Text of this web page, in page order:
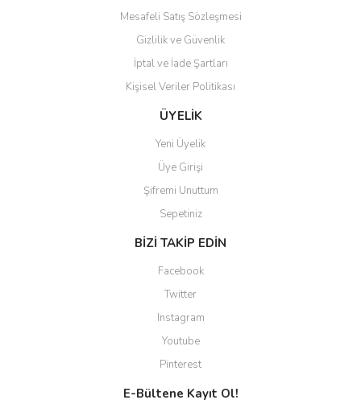
Gönder
Mesafeli Satış Sözleşmesi
Gizlilik ve Güvenlik
İptal ve İade Şartları
Kişisel Veriler Politikası
ÜYELİK
Yeni Üyelik
Üye Girişi
Şifremi Unuttum
Sepetiniz
BİZİ TAKİP EDİN
Facebook
Twitter
Instagram
Youtube
Pinterest
E-Bültene Kayıt Ol!